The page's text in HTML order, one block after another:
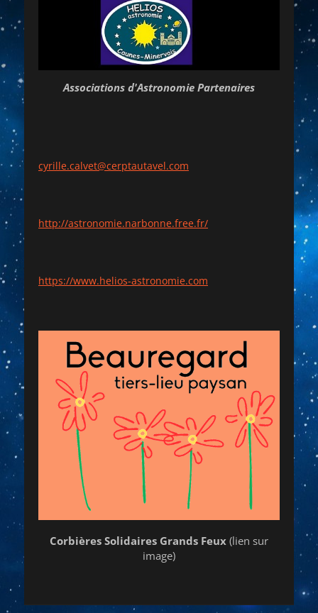
Associations d'Astronomie Partenaires
cyrille.calvet@cerptautavel.com
http://astronomie.narbonne.free.fr/
https://www.helios-astronomie.com
Corbières Solidaires Grands Feux (lien sur
image)